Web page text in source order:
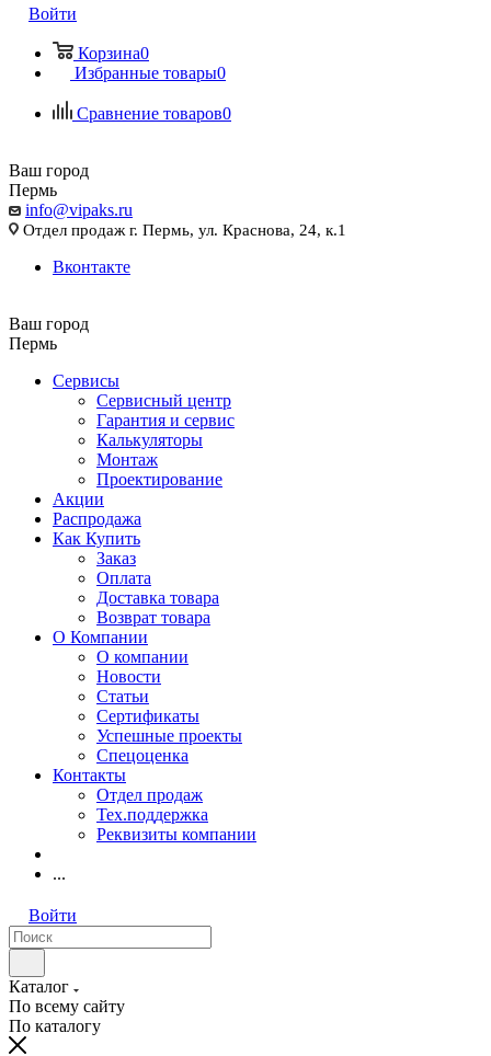
Войти
Корзина0
Избранные товары0
Сравнение товаров0
Ваш город
Пермь
info@vipaks.ru
Отдел продаж г. Пермь, ул. Краснова, 24, к.1
Вконтакте
Ваш город
Пермь
Сервисы
Сервисный центр
Гарантия и сервис
Калькуляторы
Монтаж
Проектирование
Акции
Распродажа
Как Купить
Заказ
Оплата
Доставка товара
Возврат товара
О Компании
О компании
Новости
Статьи
Сертификаты
Успешные проекты
Спецоценка
Контакты
Отдел продаж
Тех.поддержка
Реквизиты компании
...
Войти
Каталог
По всему сайту
По каталогу